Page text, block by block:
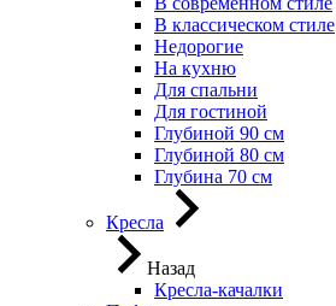
В классическом стиле
Недорогие
На кухню
Для спальни
Для гостиной
Глубиной 90 см
Глубиной 80 см
Глубина 70 см
Кресла
Назад
Кресла-качалки